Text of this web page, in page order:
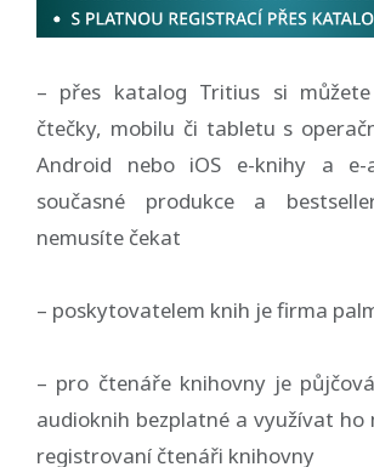
– přes katalog Tritius si
čtečky, mobilu či tabletu s
Android nebo iOS e-knihy a e-
současné produkce a
nemusíte čekat
– poskytovatelem knih je firma
– pro čtenáře knihovny je
audioknih bezplatné a využívat ho
registrovaní čtenáři knihovny